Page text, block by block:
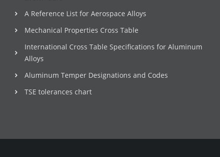
A Reference List for Aerospace Alloys
Mechanical Properties Cross Table
International Cross Table Specifications for Aluminum
Alloys
Aluminum Temper Designations and Codes
TSE tolerances chart